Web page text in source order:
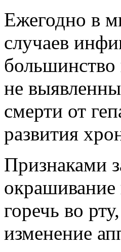
Ежегодно в
случаев
большинство
не
смерти от
развития
Признаками
окрашивание
горечь во
изменение